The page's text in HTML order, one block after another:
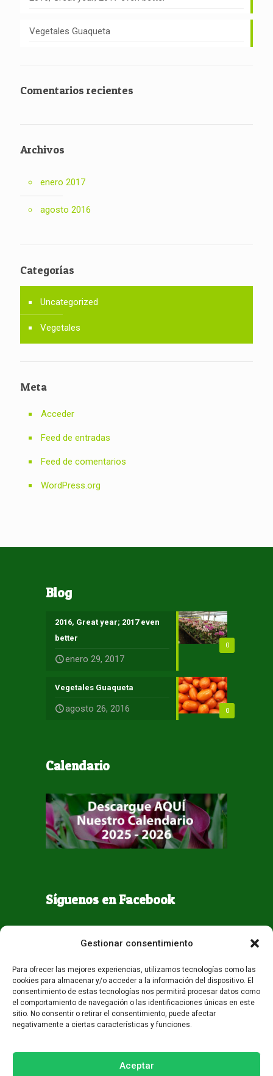
Gestionar consentimiento
Para ofrecer las mejores experiencias, utilizamos tecnologías como las
cookies para almacenar y/o acceder a la información del dispositivo. El
consentimiento de estas tecnologías nos permitirá procesar datos como
el comportamiento de navegación o las identificaciones únicas en este
sitio. No consentir o retirar el consentimiento, puede afectar
negativamente a ciertas características y funciones.
Aceptar
Vegetales Guaqueta
Comentarios recientes
Archivos
enero 2017
agosto 2016
Categorías
Uncategorized
Vegetales
Meta
Acceder
Feed de entradas
Feed de comentarios
WordPress.org
Blog
0
2016, Great year; 2017 even
better
enero 29, 2017
0
Vegetales Guaqueta
agosto 26, 2016
Calendario
Síguenos en Facebook
Todos los derechos reservados - Guaqueta USA 2026